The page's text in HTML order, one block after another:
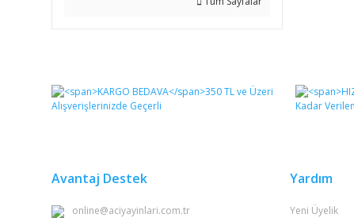
Avantaj Destek
online@aciyayinlari.com.tr
Yardım
Yeni Üyelik